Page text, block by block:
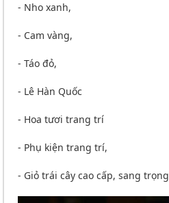
- Nho xanh,
- Cam vàng,
- Táo đỏ,
- Lê Hàn Quốc
- Hoa tươi trang trí
- Phụ kiện trang trí,
- Giỏ trái cây cao cấp, sang trọng